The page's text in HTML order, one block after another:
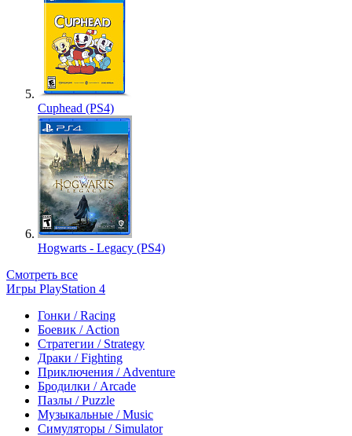
Cuphead (PS4)
Hogwarts - Legacy (PS4)
Смотреть все
Игры PlayStation 4
Гонки / Racing
Боевик / Action
Стратегии / Strategy
Драки / Fighting
Приключения / Adventure
Бродилки / Arcade
Пазлы / Puzzle
Музыкальные / Music
Симуляторы / Simulator